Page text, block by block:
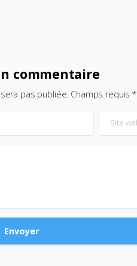
commentaire
pas publiée. Champs requis *
Site web